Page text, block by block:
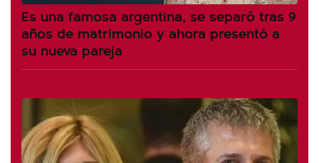
Es una famosa argentina, se separó tras 9
años de matrimonio y ahora presentó a
su nueva pareja